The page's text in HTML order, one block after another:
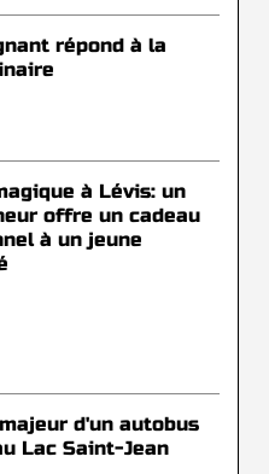
répond à la
à Lévis: un
offre un cadeau
à un jeune
d'un autobus
Lac Saint-Jean